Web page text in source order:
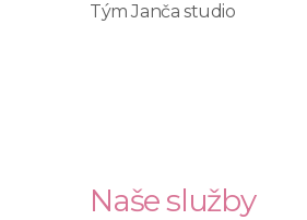
Tým Janča studio
Naše služby